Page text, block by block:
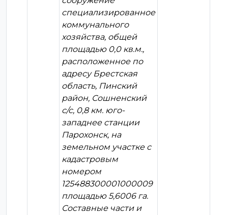
специализированное
коммунального
хозяйства, общей
площадью 0,0 кв.м.,
расположенное по
адресу Брестская
область, Пинский
район, Сошненский
с/с, 0,8 км. юго-
западнее станции
Парохонск, на
земельном участке с
кадастровым
номером
125488300001000009
площадью 5,6006 га.
Составные части и